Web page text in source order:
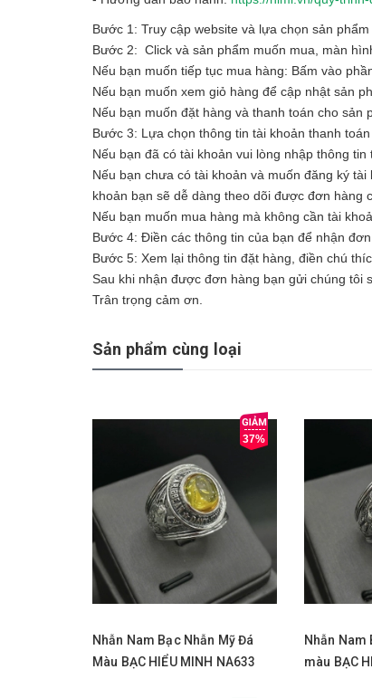
Bước 1: Truy cập website và lựa chọn sản
Bước 2: Click và sản phẩm muốn mua, màn
Nếu bạn muốn tiếp tục mua hàng: Bấm vào
Nếu bạn muốn xem giỏ hàng để cập nhật sản
Nếu bạn muốn đặt hàng và thanh toán cho
Bước 3: Lựa chọn thông tin tài khoản thanh toán
Nếu bạn đã có tài khoản vui lòng nhập thông
Nếu bạn chưa có tài khoản và muốn đăng ký
khoản bạn sẽ dễ dàng theo dõi được đơn hàng
Nếu bạn muốn mua hàng mà không cần tài
Bước 4: Điền các thông tin của bạn để nhận
Bước 5: Xem lại thông tin đặt hàng, điền chú
Sau khi nhận được đơn hàng bạn gửi chúng tôi
Trân trọng cảm ơn.
Sản phẩm cùng loại
37%
Nhẫn Nam Bạc Nhẫn Mỹ Đá
Màu BẠC HIỂU MINH NA633
Nhẫn Nam
màu BẠC